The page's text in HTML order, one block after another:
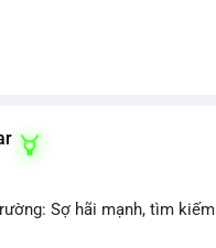
Sợ hãi mạnh, tìm